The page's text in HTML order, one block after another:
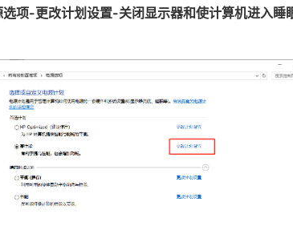
项-更改计划设置-关闭显示器和使计算机进入睡